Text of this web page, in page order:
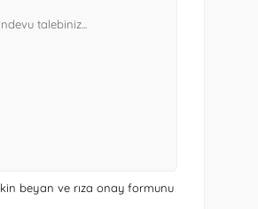
beyan ve rıza onay formunu